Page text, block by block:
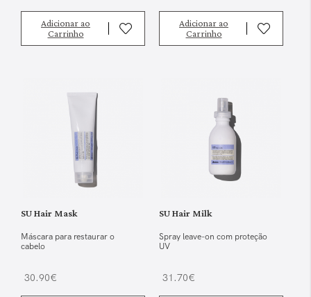
Adicionar ao
Carrinho
Adicionar ao
Carrinho
SU Hair Mask
Máscara para restaurar o
cabelo
30.90€
SU Hair Milk
Spray leave-on com proteção
UV
31.70€